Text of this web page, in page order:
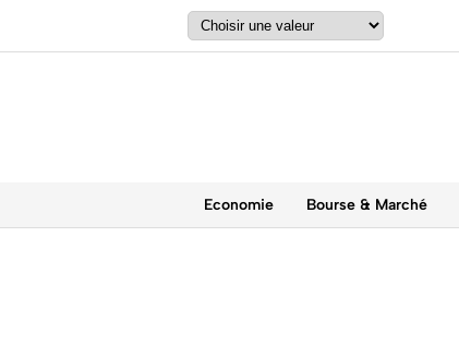
Economie Bourse & Marché